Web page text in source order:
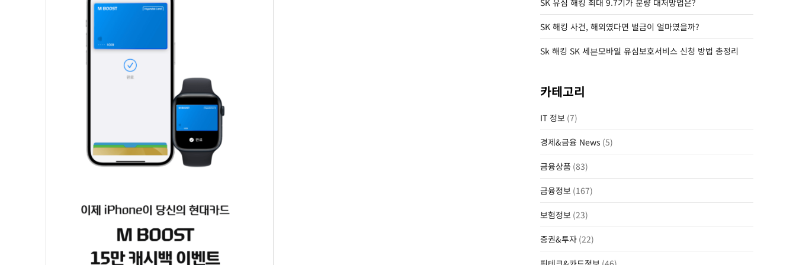
SK 해킹 사건, 해외였다면 벌금이 얼마였을까?
Sk 해킹 SK 세븐모바일 유심보호서비스 신청 방법 총정리
카테고리
IT 정보 (7)
경제&금융 News (5)
금융상품 (83)
금융정보 (167)
보험정보 (23)
증권&투자 (22)